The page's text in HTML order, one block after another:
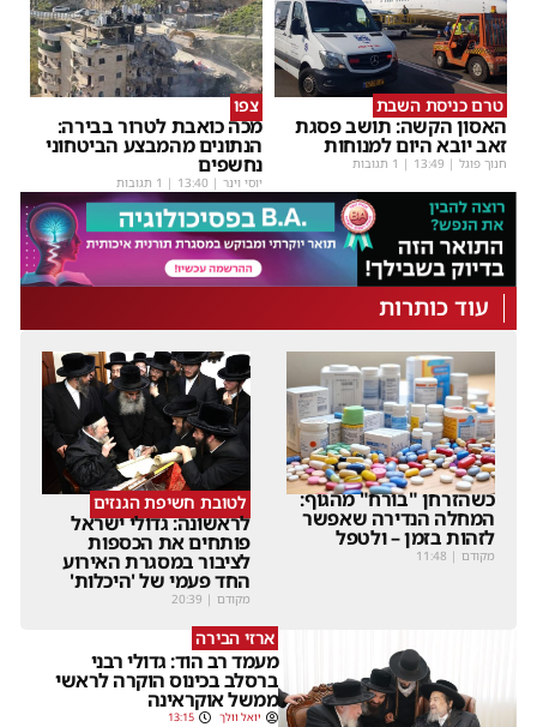
טרם כניסת השבת
האסון הקשה: תושב פסגת
זאב יובא היום למנוחות
חנוך פוגל |
13:49 | 1 תגובות
צפו
מכה כואבת לטרור בבירה:
הנתונים מהמבצע הביטחוני
נחשפים
יוסי וינר |
13:40 | 1 תגובות
עוד כותרות
כשהזרחן "בורח" מהגוף:
המחלה הנדירה שאפשר
לזהות בזמן – ולטפל
מקודם |
11:48
לטובת חשיפת הגנזים
לראשונה: גדולי ישראל
פותחים את הכספות
לציבור במסגרת האירוע
החד פעמי של 'היכלות'
מקודם |
20:39
ארזי הבירה
מעמד רב הוד: גדולי רבני
ברסלב בכינוס הוקרה לראשי
ממשל אוקראינה
יואל וולך 13:15